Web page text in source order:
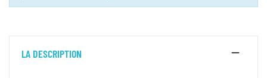
LA DESCRIPTION